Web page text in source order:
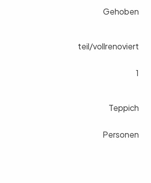
Gehoben
teil/vollrenoviert
1
Teppich
Personen